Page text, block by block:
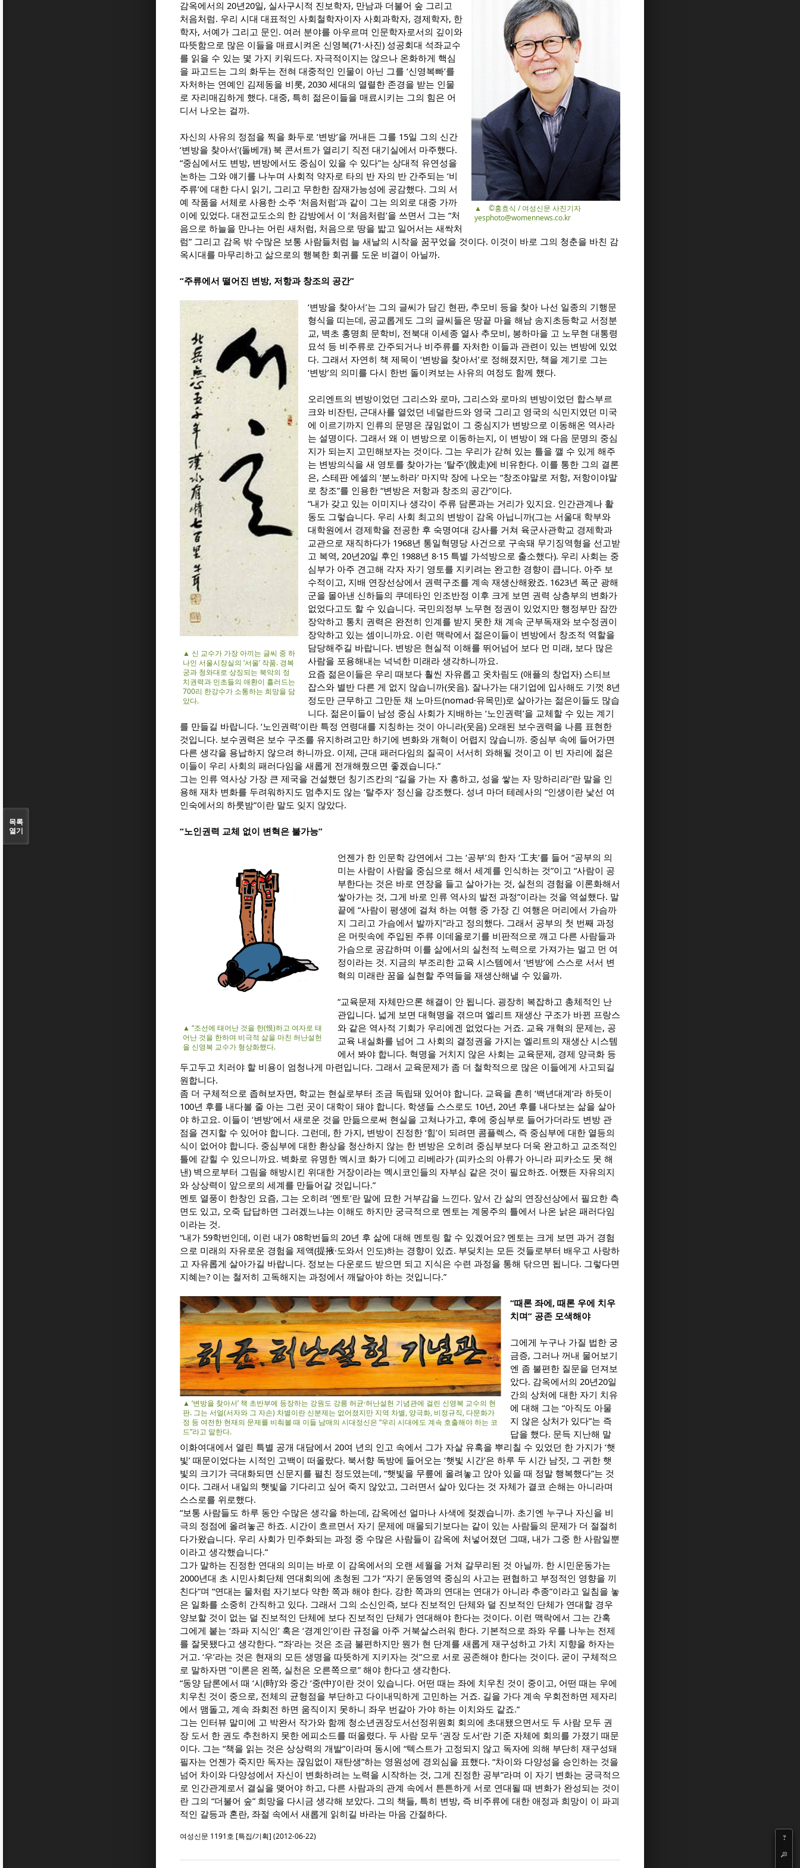
?
▲ ©홍효식 / 여성신문 사진기자
yesphoto@womennews.co.kr
감옥에서의 20년20일, 실사구시적 진보학자, 만남과 더불어 숲 그리고
처음처럼. 우리 시대 대표적인 사회철학자이자 사회과학자, 경제학자, 한
학자, 서예가 그리고 문인. 여러 분야를 아우르며 인문학자로서의 깊이와
따뜻함으로 많은 이들을 매료시켜온 신영복(71·사진) 성공회대 석좌교수
를 읽을 수 있는 몇 가지 키워드다. 자극적이지는 않으나 온화하게 핵심
을 파고드는 그의 화두는 전혀 대중적인 인물이 아닌 그를 ‘신영복빠’를
자처하는 연예인 김제동을 비롯, 2030 세대의 열렬한 존경을 받는 인물
로 자리매김하게 했다. 대중, 특히 젊은이들을 매료시키는 그의 힘은 어
디서 나오는 걸까.
자신의 사유의 정점을 찍을 화두로 ‘변방’을 꺼내든 그를 15일 그의 신간
‘변방을 찾아서’(돌베개) 북 콘서트가 열리기 직전 대기실에서 마주했다.
“중심에서도 변방, 변방에서도 중심이 있을 수 있다”는 상대적 유연성을
논하는 그와 얘기를 나누며 사회적 약자로 타의 반 자의 반 간주되는 ‘비
주류’에 대한 다시 읽기, 그리고 무한한 잠재가능성에 공감했다. 그의 서
예 작품을 서체로 사용한 소주 ‘처음처럼’과 같이 그는 의외로 대중 가까
이에 있었다. 대전교도소의 한 감방에서 이 ‘처음처럼’을 쓰면서 그는 “처
음으로 하늘을 만나는 어린 새처럼, 처음으로 땅을 밟고 일어서는 새싹처
럼” 그리고 감옥 밖 수많은 보통 사람들처럼 늘 새날의 시작을 꿈꾸었을 것이다. 이것이 바로 그의 청춘을 바친 감
옥시대를 마무리하고 삶으로의 행복한 회귀를 도운 비결이 아닐까.
“주류에서 떨어진 변방, 저항과 창조의 공간”
▲ 신 교수가 가장 아끼는 글씨 중 하
나인 서울시장실의 ‘서울’ 작품. 경복
궁과 청와대로 상징되는 북악의 정
치권력과 민초들의 애환이 흘러드는
700리 한강수가 소통하는 희망을 담
았다.
‘변방을 찾아서’는 그의 글씨가 담긴 현판, 추모비 등을 찾아 나선 일종의 기행문
형식을 띠는데, 공교롭게도 그의 글씨들은 땅끝 마을 해남 송지초등학교 서정분
교, 벽초 홍명희 문학비, 전북대 이세종 열사 추모비, 봉하마을 고 노무현 대통령
묘석 등 비주류로 간주되거나 비주류를 자처한 이들과 관련이 있는 변방에 있었
다. 그래서 자연히 책 제목이 ‘변방을 찾아서’로 정해졌지만, 책을 계기로 그는
‘변방’의 의미를 다시 한번 돌이켜보는 사유의 여정도 함께 했다.
오리엔트의 변방이었던 그리스와 로마, 그리스와 로마의 변방이었던 합스부르
크와 비잔틴, 근대사를 열었던 네덜란드와 영국 그리고 영국의 식민지였던 미국
에 이르기까지 인류의 문명은 끊임없이 그 중심지가 변방으로 이동해온 역사라
는 설명이다. 그래서 왜 이 변방으로 이동하는지, 이 변방이 왜 다음 문명의 중심
지가 되는지 고민해보자는 것이다. 그는 우리가 갇혀 있는 틀을 깰 수 있게 해주
는 변방의식을 새 영토를 찾아가는 ‘탈주’(脫走)에 비유한다. 이를 통한 그의 결론
은, 스테판 에셀의 ‘분노하라’ 마지막 장에 나오는 “창조야말로 저항, 저항이야말
로 창조”를 인용한 “변방은 저항과 창조의 공간”이다.
“내가 갖고 있는 이미지나 생각이 주류 담론과는 거리가 있지요. 인간관계나 활
동도 그렇습니다. 우리 사회 최고의 변방이 감옥 아닙니까(그는 서울대 학부와
대학원에서 경제학을 전공한 후 숙명여대 강사를 거쳐 육군사관학교 경제학과
교관으로 재직하다가 1968년 통일혁명당 사건으로 구속돼 무기징역형을 선고받
고 복역, 20년20일 후인 1988년 8·15 특별 가석방으로 출소했다). 우리 사회는 중
심부가 아주 견고해 각자 자기 영토를 지키려는 완고한 경향이 큽니다. 아주 보
수적이고, 지배 연장선상에서 권력구조를 계속 재생산해왔죠. 1623년 폭군 광해
군을 몰아낸 신하들의 쿠데타인 인조반정 이후 크게 보면 권력 상층부의 변화가
없었다고도 할 수 있습니다. 국민의정부 노무현 정권이 있었지만 행정부만 잠깐
장악하고 통치 권력은 완전히 인계를 받지 못한 채 계속 군부독재와 보수정권이
장악하고 있는 셈이니까요. 이런 맥락에서 젊은이들이 변방에서 창조적 역할을
담당해주길 바랍니다. 변방은 현실적 이해를 뛰어넘어 보다 먼 미래, 보다 많은
사람을 포용해내는 넉넉한 미래라 생각하니까요.
요즘 젊은이들은 우리 때보다 훨씬 자유롭고 옷차림도 (애플의 창업자) 스티브
잡스와 별반 다른 게 없지 않습니까(웃음). 잘나가는 대기업에 입사해도 기껏 8년
정도만 근무하고 그만둔 채 노마드(nomad·유목민)로 살아가는 젊은이들도 많습
니다. 젊은이들이 남성 중심 사회가 지배하는 ‘노인권력’을 교체할 수 있는 계기
를 만들길 바랍니다. ‘노인권력’이란 특정 연령대를 지칭하는 것이 아니라(웃음) 오래된 보수권력을 나름 표현한
것입니다. 보수권력은 보수 구조를 유지하려고만 하기에 변화와 개혁이 어렵지 않습니까. 중심부 속에 들어가면
다른 생각을 용납하지 않으려 하니까요. 이제, 근대 패러다임의 질곡이 서서히 와해될 것이고 이 빈 자리에 젊은
이들이 우리 사회의 패러다임을 새롭게 전개해줬으면 좋겠습니다.”
그는 인류 역사상 가장 큰 제국을 건설했던 칭기즈칸의 “길을 가는 자 흥하고, 성을 쌓는 자 망하리라”란 말을 인
용해 재차 변화를 두려워하지도 멈추지도 않는 ‘탈주자’ 정신을 강조했다. 성녀 마더 테레사의 “인생이란 낯선 여
인숙에서의 하룻밤”이란 말도 잊지 않았다.
“노인권력 교체 없이 변혁은 불가능”
▲ “조선에 태어난 것을 한(恨)하고 여자로 태
어난 것을 한하며 비극적 삶을 마친 허난설헌
을 신영복 교수가 형상화했다.
언젠가 한 인문학 강연에서 그는 ‘공부’의 한자 ‘工夫’를 들어 “공부의 의
미는 사람이 사람을 중심으로 해서 세계를 인식하는 것”이고 “사람이 공
부한다는 것은 바로 연장을 들고 살아가는 것, 실천의 경험을 이론화해서
쌓아가는 것, 그게 바로 인류 역사의 발전 과정”이라는 것을 역설했다. 말
끝에 “사람이 평생에 걸쳐 하는 여행 중 가장 긴 여행은 머리에서 가슴까
지 그리고 가슴에서 발까지”라고 정의했다. 그래서 공부의 첫 번째 과정
은 머릿속에 주입된 주류 이데올로기를 비판적으로 깨고 다른 사람들과
가슴으로 공감하며 이를 삶에서의 실천적 노력으로 가져가는 멀고 먼 여
정이라는 것. 지금의 부조리한 교육 시스템에서 ‘변방’에 스스로 서서 변
혁의 미래란 꿈을 실현할 주역들을 재생산해낼 수 있을까.
“교육문제 자체만으론 해결이 안 됩니다. 굉장히 복잡하고 총체적인 난
관입니다. 넓게 보면 대혁명을 겪으며 엘리트 재생산 구조가 바뀐 프랑스
와 같은 역사적 기회가 우리에겐 없었다는 거죠. 교육 개혁의 문제는, 공
교육 내실화를 넘어 그 사회의 결정권을 가지는 엘리트의 재생산 시스템
에서 봐야 합니다. 혁명을 거치지 않은 사회는 교육문제, 경제 양극화 등
두고두고 치러야 할 비용이 엄청나게 마련입니다. 그래서 교육문제가 좀 더 철학적으로 많은 이들에게 사고되길
원합니다.
좀 더 구체적으로 좁혀보자면, 학교는 현실로부터 조금 독립돼 있어야 합니다. 교육을 흔히 ‘백년대계’라 하듯이
100년 후를 내다볼 줄 아는 그런 곳이 대학이 돼야 합니다. 학생들 스스로도 10년, 20년 후를 내다보는 삶을 살아
야 하고요. 이들이 ‘변방’에서 새로운 것을 만듦으로써 현실을 고쳐나가고, 후에 중심부로 들어가더라도 변방 관
점을 견지할 수 있어야 합니다. 그런데, 한 가지, 변방이 진정한 ‘힘’이 되려면 콤플렉스, 즉 중심부에 대한 열등의
식이 없어야 합니다. 중심부에 대한 환상을 청산하지 않는 한 변방은 오히려 중심부보다 더욱 완고하고 교조적인
틀에 갇힐 수 있으니까요. 벽화로 유명한 멕시코 화가 디에고 리베라가 (피카소의 아류가 아니라 피카소도 못 해
낸) 벽으로부터 그림을 해방시킨 위대한 거장이라는 멕시코인들의 자부심 같은 것이 필요하죠. 어쨌든 자유의지
와 상상력이 앞으로의 세계를 만들어갈 것입니다.”
멘토 열풍이 한창인 요즘, 그는 오히려 ‘멘토’란 말에 묘한 거부감을 느낀다. 앞서 간 삶의 연장선상에서 필요한 측
면도 있고, 오죽 답답하면 그러겠느냐는 이해도 하지만 궁극적으로 멘토는 계몽주의 틀에서 나온 낡은 패러다임
이라는 것.
“내가 59학번인데, 이런 내가 08학번들의 20년 후 삶에 대해 멘토링 할 수 있겠어요? 멘토는 크게 보면 과거 경험
으로 미래의 자유로운 경험을 제액(提掖·도와서 인도)하는 경향이 있죠. 부딪치는 모든 것들로부터 배우고 사랑하
고 자유롭게 살아가길 바랍니다. 정보는 다운로드 받으면 되고 지식은 수련 과정을 통해 닦으면 됩니다. 그렇다면
지혜는? 이는 철저히 고독해지는 과정에서 깨달아야 하는 것입니다.”
▲ ‘변방을 찾아서’ 책 초반부에 등장하는 강원도 강릉 허균·허난설헌 기념관에 걸린 신영복 교수의 현
판. 그는 서얼(서자와 그 자손) 차별이란 신분제는 없어졌지만 지역 차별, 양극화, 비정규직, 다문화가
정 등 여전한 현재의 문제를 비춰볼 때 이들 남매의 시대정신은 “우리 시대에도 계속 호출해야 하는 코
드”라고 말한다.
“때론 좌에, 때론 우에 치우
치며” 공존 모색해야
그에게 누구나 가질 법한 궁
금증, 그러나 꺼내 물어보기
엔 좀 불편한 질문을 던져보
았다. 감옥에서의 20년20일
간의 상처에 대한 자기 치유
에 대해 그는 “아직도 아물
지 않은 상처가 있다”는 즉
답을 했다. 문득 지난해 말
이화여대에서 열린 특별 공개 대담에서 20여 년의 인고 속에서 그가 자살 유혹을 뿌리칠 수 있었던 한 가지가 ‘햇
빛’ 때문이었다는 시적인 고백이 떠올랐다. 북서향 독방에 들어오는 ‘햇빛 시간’은 하루 두 시간 남짓, 그 귀한 햇
빛의 크기가 극대화되면 신문지를 펼친 정도였는데, “햇빛을 무릎에 올려놓고 앉아 있을 때 정말 행복했다”는 것
이다. 그래서 내일의 햇빛을 기다리고 싶어 죽지 않았고, 그러면서 살아 있다는 것 자체가 결코 손해는 아니라며
스스로를 위로했다.
“보통 사람들도 하루 동안 수많은 생각을 하는데, 감옥에선 얼마나 사색에 젖겠습니까. 초기엔 누구나 자신을 비
극의 정점에 올려놓곤 하죠. 시간이 흐르면서 자기 문제에 매몰되기보다는 같이 있는 사람들의 문제가 더 절절히
다가왔습니다. 우리 사회가 민주화되는 과정 중 수많은 사람들이 감옥에 처넣어졌던 그때, 내가 그중 한 사람일뿐
이라고 생각했습니다.”
그가 말하는 진정한 연대의 의미는 바로 이 감옥에서의 오랜 세월을 거쳐 갈무리된 것 아닐까. 한 시민운동가는
2000년대 초 시민사회단체 연대회의에 초청된 그가 “자기 운동영역 중심의 사고는 편협하고 부정적인 영향을 끼
친다”며 “연대는 물처럼 자기보다 약한 쪽과 해야 한다. 강한 쪽과의 연대는 연대가 아니라 추종”이라고 일침을 놓
은 일화를 소중히 간직하고 있다. 그래서 그의 소신인즉, 보다 진보적인 단체와 덜 진보적인 단체가 연대할 경우
양보할 것이 없는 덜 진보적인 단체에 보다 진보적인 단체가 연대해야 한다는 것이다. 이런 맥락에서 그는 간혹
그에게 붙는 ‘좌파 지식인’ 혹은 ‘경계인’이란 규정을 아주 거북살스러워 한다. 기본적으로 좌와 우를 나누는 전제
를 잘못됐다고 생각한다. “‘좌’라는 것은 조금 불편하지만 뭔가 현 단계를 새롭게 재구성하고 가치 지향을 하자는
거고. ‘우’라는 것은 현재의 모든 생명을 따뜻하게 지키자는 것”으로 서로 공존해야 한다는 것이다. 굳이 구체적으
로 말하자면 “이론은 왼쪽, 실천은 오른쪽으로” 해야 한다고 생각한다.
“동양 담론에서 때 ‘시(時)’와 중간 ‘중(中)’이란 것이 있습니다. 어떤 때는 좌에 치우친 것이 중이고, 어떤 때는 우에
치우친 것이 중으로, 전체의 균형점을 부단하고 다이내믹하게 고민하는 거죠. 길을 가다 계속 우회전하면 제자리
에서 맴돌고, 계속 좌회전 하면 움직이지 못하니 좌우 번갈아 가야 하는 이치와도 같죠.”
그는 인터뷰 말미에 고 박완서 작가와 함께 청소년권장도서선정위원회 회의에 초대됐으면서도 두 사람 모두 권
장 도서 한 권도 추천하지 못한 에피소드를 떠올렸다. 두 사람 모두 ‘권장 도서’란 기준 자체에 회의를 가졌기 때문
이다. 그는 “책을 읽는 것은 상상력의 개발”이라며 동시에 “텍스트가 고정되지 않고 독자에 의해 부단히 재구성돼
필자는 언젠가 죽지만 독자는 끊임없이 재탄생”하는 영원성에 경외심을 표했다. “차이와 다양성을 승인하는 것을
넘어 차이와 다양성에서 자신이 변화하려는 노력을 시작하는 것, 그게 진정한 공부”라며 이 자기 변화는 궁극적으
로 인간관계로서 결실을 맺어야 하고, 다른 사람과의 관계 속에서 튼튼하게 서로 연대될 때 변화가 완성되는 것이
란 그의 “더불어 숲” 희망을 다시금 생각해 보았다. 그의 책들, 특히 변방, 즉 비주류에 대한 애정과 희망이 이 파괴
적인 갈등과 혼란, 좌절 속에서 새롭게 읽히길 바라는 마음 간절하다.
여성신문 1191호 [특집/기획] (2012-06-22)
목록
열기